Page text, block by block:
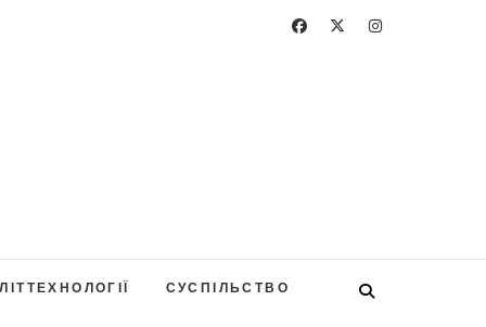
СУСПІЛЬСТВО